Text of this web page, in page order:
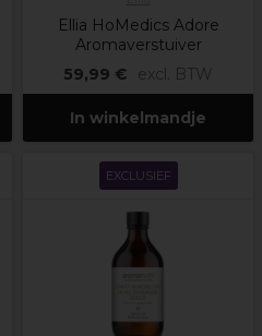
Ellia HoMedics Adore
Aromaverstuiver
59,99 €
excl. BTW
In winkelmandje
EXCLUSIEF